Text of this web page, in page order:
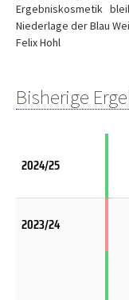
Ergebniskosmetik
Niederlage der Blau
Felix Hohl
Bisherige
2024/25
2023/24